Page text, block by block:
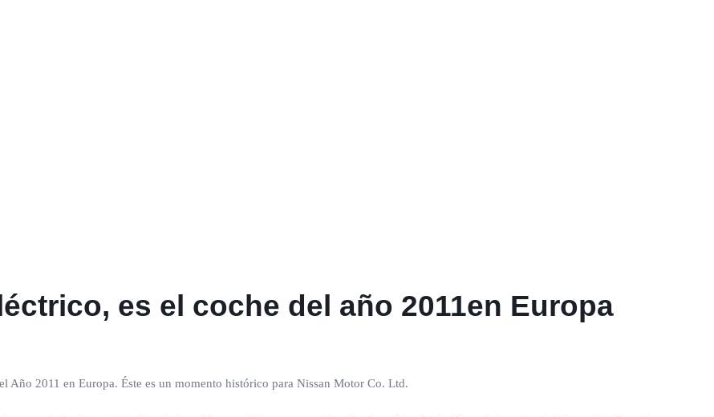
es el coche del año 2011en Europa
2011 en Europa. Éste es un momento histórico para Nissan Motor Co. Ltd.